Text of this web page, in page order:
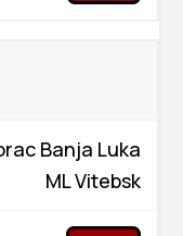
Banja Luka
ML Vitebsk